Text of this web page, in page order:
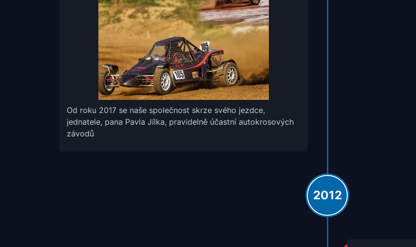
Od roku 2017 se naše společnost skrze svého jezdce,
jednatele, pana Pavla Jílka, pravidelně účastní autokrosových
závodů
2012